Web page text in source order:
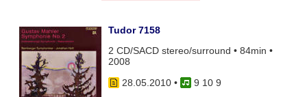
Tudor 7158
2 CD/SACD stereo/surround • 84min •
2008
28.05.2010•
9 10 9